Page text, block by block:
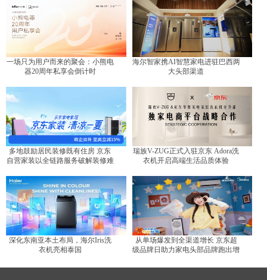
一场只为用户而来的聚会：小熊电
器20周年私享会倒计时
海尔智家携AI智慧家电进驻巴西两
大头部渠道
多地鼓励居民装修既有住房 京东
自营家装以全链路服务破解装修难
瑞族V-ZUG正式入驻京东 Adora洗
衣机开启高端生活品质体验
深化东南亚本土布局，海尔Iris洗
衣机亮相泰国
从单场爆发到全渠道增长 京东超
级品牌日助力家电头部品牌跑出增